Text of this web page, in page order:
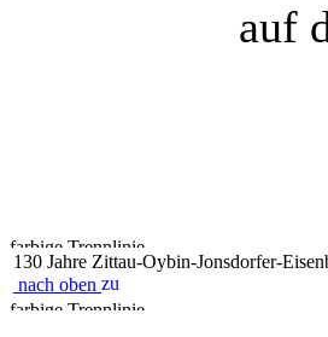
auf
130 Jahre Zittau-Oybin-Jonsdorfer-
nach oben